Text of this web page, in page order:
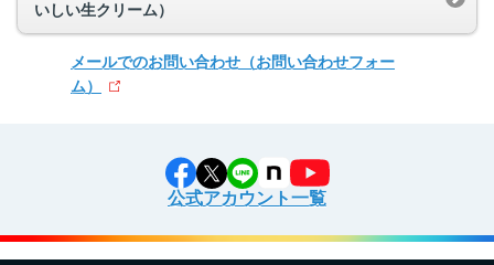
いしい生クリーム）
メールでのお問い合わせ （お問い合わせフォー
ム）
公式アカウント一覧